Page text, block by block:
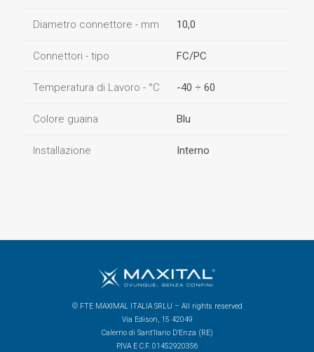
Diametro connettore - mm 10,0
Connettori - tipo FC/PC
Temperatura di Lavoro - °C -40 ÷ 60
Colore guaina Blu
Installazione Interno
© FTE MAXIMAL ITALIA SRLU – All rights reserved
Via Edison, 15 42049
Calerno di Sant’Ilario D’Enza (RE)
P.IVA E C.F. 01452920356